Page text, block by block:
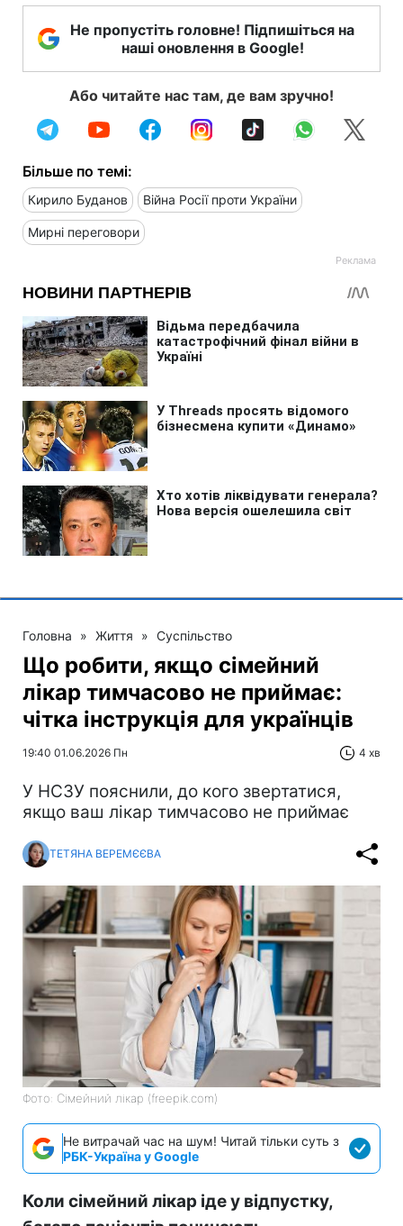
Не пропустіть головне! Підпишіться на
наші оновлення в Google!
Або читайте нас там, де вам зручно!
Більше по темі:
Кирило Буданов Війна Росії проти України
Мирні переговори
Головна » Життя » Суспільство
Що робити, якщо сімейний
лікар тимчасово не приймає:
чітка інструкція для українців
19:40 01.06.2026 Пн 4 хв
У НСЗУ пояснили, до кого звертатися,
якщо ваш лікар тимчасово не приймає
ТЕТЯНА ВЕРЕМЄЄВА
Фото: Сімейний лікар (freepik.com)
Не витрачай час на шум! Читай тільки суть з
РБК-Україна у Google
Коли сімейний лікар іде у відпустку,